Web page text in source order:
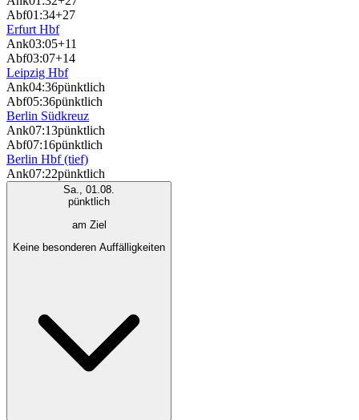
Abf01:34+27
Erfurt Hbf
Ank03:05+11
Abf03:07+14
Leipzig Hbf
Ank04:36pünktlich
Abf05:36pünktlich
Berlin Südkreuz
Ank07:13pünktlich
Abf07:16pünktlich
Berlin Hbf (tief)
Ank07:22pünktlich
Sa., 01.08.
pünktlich
am Ziel
Keine besonderen Auffälligkeiten